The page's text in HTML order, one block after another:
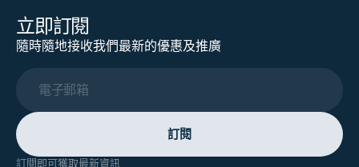
立即訂閱
隨時隨地接收我們最新的優惠及推廣
電子郵箱
訂閱
訂閱即可獲取最新資訊